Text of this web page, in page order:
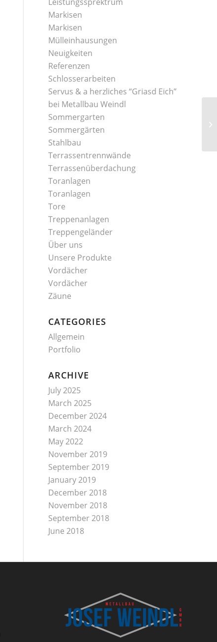
Markisen
Markisen
Mülleinhausungen
Neuigkeiten
Referenzen
Schlosserarbeiten
Servus & a herzliches “Griasd Eich”
bei Metallbau Weindl
Sommergarten
Sommergärten
Stahlbau
Terrassentrennwände
Terrassenüberdachung
Toranlagen
Toranlagen
Tore
Treppenanlagen
Treppengeländer
Über uns
Unsere Produkte
Vordächer
Vordächer
Zäune
CATEGORIES
Allgemein
Portfolio
ARCHIVE
July 2025
March 2025
December 2024
March 2024
May 2022
November 2019
September 2019
January 2019
December 2018
November 2018
September 2018
June 2018